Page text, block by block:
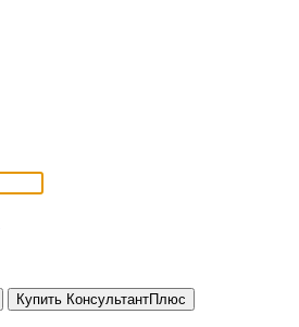
Купить КонсультантПлюс